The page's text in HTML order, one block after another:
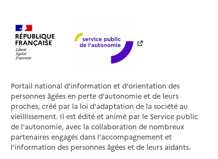
Portail national d'information et d'orientation des
personnes âgées en perte d'autonomie et de leurs
proches, créé par la loi d'adaptation de la société au
vieillissement. Il est édité et animé par le Service public
de l'autonomie, avec la collaboration de nombreux
partenaires engagés dans l'accompagnement et
l'information des personnes âgées et de leurs aidants.